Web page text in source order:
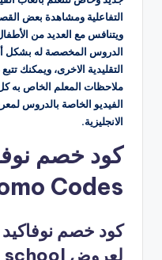
التفاعلية ومشاهدة بعض
ويتنافس مع العديد من
الدروس المخصصة له بشكل
التقليدية الاخرى، ويمكنك
ملاحظات المعلم الخاص به
الفيديو الخاصة بالدروس
الانجليزية.
Codes
لعروض novakid school